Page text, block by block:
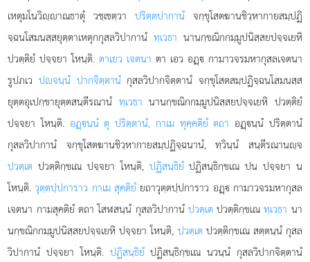
เหตุมโนวิฺาณธาตุํ วชฺเชตฺวา ปริตฺตปากานํจกฺขุโสตฆานชิวฺหากายสมฺปฏิ
จฺฉนโสมนสฺสยุตฺตาเหตุกกุสลวิปากานํ ทฺเวธา นานกฺขณิกกมฺมูปนิสฺสยปจฺจเยหิ
ปวตฺติยํ ปจฺจยา โหนฺติ.ตาเยว เจตนา ตา เอว อฏฺ กามาวจรมหากุสลเจตนา
รูปภเว ปฺจนฺนํ ปากจิตฺตานํกุสลวิปากจิตฺตานํ จกฺขุโสตสมฺปฏิจฺฉนโสมนสฺส
ยุตฺตอุเปกฺขายุตฺตสนฺตีรณานํ ทฺเวธา นานกฺขณิกกมฺมูปนิสฺสยปจฺจเยหิ ปวตฺติยํ
ปจฺจยา โหนฺติ. อฏฺนฺนํ ตุ ปริตฺตานํ, กาเม ทุคฺคติยํ ตถา อฏฺนฺนํ ปริตฺตานํ
กุสลวิปากานํ จกฺขุโสตฆานชิวฺหากายสมฺปฏิจฺฉนานํ, ทฺวินฺนํ สนฺตีรณานฺจ
ปวตฺเต ปวตฺติกฺขเณ ปจฺจยา โหนฺติ, ปฏิสนฺธิยํปฏิสนฺธิกฺขเณ ปน ปจฺจยา น
โหนฺติ.วุตฺตปฺปการาว กาเม สุคติยํ ยถาวุตฺตปฺปการาว อฏฺ กามาวจรมหากุสล
เจตนา กามสุคติยํ ตถา โสฬสนฺนํ กุสลวิปากานํ ปวตฺเต ปวตฺติกฺขเณทฺเวธา นา
นกฺขณิกกมฺมูปนิสฺสยปจฺจเยหิ ปจฺจยา โหนฺติ, ปวตฺเต ปวตฺติกฺขเณ สตฺตนฺนํ กุสล
วิปากานํ ปจฺจยา โหนฺติ. ปฏิสนฺธิยํปฏิสนฺธิกฺขเณ นวนฺนํ กุสลวิปากจิตฺตานํ